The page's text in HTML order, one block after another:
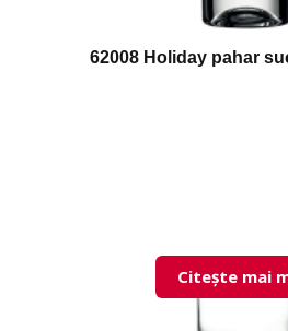
62008 Holiday pahar
Citește mai